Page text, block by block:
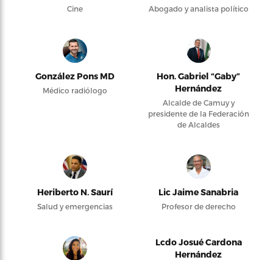
Cine Abogado y analista político
González Pons MD
Médico radiólogo
Hon. Gabriel “Gaby”
Hernández
Alcalde de Camuy y
presidente de la Federación
de Alcaldes
Heriberto N. Saurí
Salud y emergencias
Lic Jaime Sanabria
Profesor de derecho
Lcdo Josué Cardona
Hernández